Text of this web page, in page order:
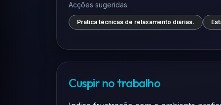
Acções sugeridas:
Pratica técnicas de relaxamento diárias.
Cuspir no trabalho